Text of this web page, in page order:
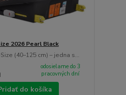
2026 Pearl Black
(40–125 cm) – jedna s...
odosielame do 3
pracovných dní
do košíka